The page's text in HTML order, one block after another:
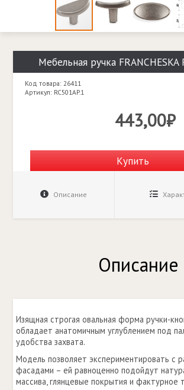
Мебельная ручка FRANCHESKA
Код товара: 26411
Артикул: RC501AP.1
443,00₽
Купить
Описание
Описание
Изящная строгая овальная форма ручки-
обладает анатомичным углублением под
удобства захвата.
Модель позволяет экспериментировать с
фасадами – ей равноценно подойдут
массива, глянцевые покрытия и фактурное